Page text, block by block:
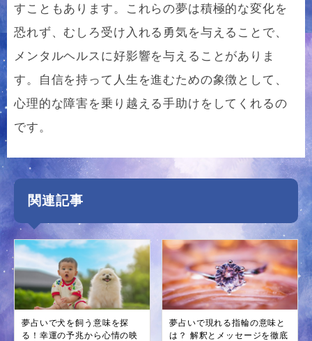
すこともあります。これらの夢は積極的な変化を
恐れず、むしろ受け入れる勇気を与えることで、
メンタルヘルスに好影響を与えることがありま
す。自信を持って人生を進むための象徴として、
心理的な障害を乗り越える手助けをしてくれるの
です。
関連記事
夢占いで犬を飼う意味を探
る！幸運の予兆から心情の映
夢占いで現れる指輪の意味と
は？ 解釈とメッセージを徹底